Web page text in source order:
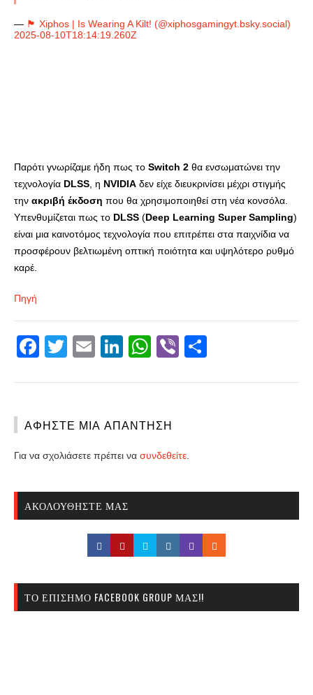
— 🏴󠁧󠁢󠁳󠁣󠁴󠁿 Xiphos | Is Wearing A Kilt! (@xiphosgamingyt.bsky.social)
2025-08-10T18:14:19.260Z
Παρότι γνωρίζαμε ήδη πως το Switch 2 θα ενσωματώνει την
τεχνολογία DLSS , η NVIDIA δεν είχε διευκρινίσει μέχρι στιγμής
την ακριβή έκδοση που θα χρησιμοποιηθεί στη νέα κονσόλα.
Υπενθυμίζεται πως το DLSS (Deep Learning Super Sampling)
είναι μια καινοτόμος τεχνολογία που επιτρέπει στα παιχνίδια να
προσφέρουν βελτιωμένη οπτική ποιότητα και υψηλότερο ρυθμό
καρέ.
Πηγή
Facebook
Twitter
EmailLinkedIn
WhatsApp
Viber
ΑΦΉΣΤΕ ΜΙΑ ΑΠΆΝΤΗΣΗ
Για να σχολιάσετε πρέπει να συνδεθείτε
ΑΚΟΛΟΥΘΉΣΤΕ ΜΑΣ
ΤΟ ΕΠΊΣΗΜΟ FACEBOOK GROUP ΜΑΣ!!